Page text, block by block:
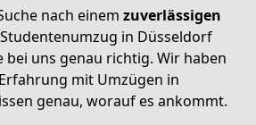
nach einem zuverlässigen
in Düsseldorf
bei uns genau richtig. Wir haben
mit Umzügen in
genau, worauf es ankommt.